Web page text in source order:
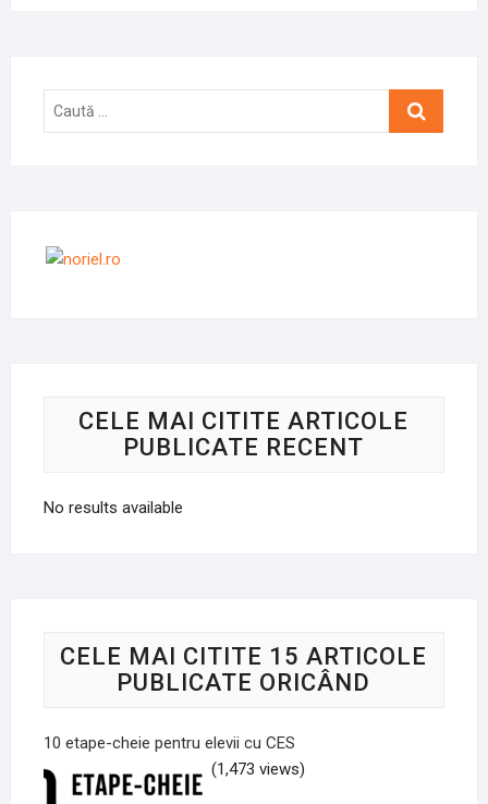
Caută
CELE MAI CITITE ARTICOLE
PUBLICATE RECENT
No results available
CELE MAI CITITE 15 ARTICOLE
PUBLICATE ORICÂND
10 etape-cheie pentru elevii cu CES
(1,473 views)